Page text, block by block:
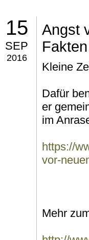
15
SEP
2016
Angst
Fakten
Kleine
Dafür
er
im
https://
vor-
Mehr